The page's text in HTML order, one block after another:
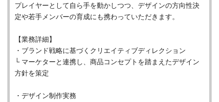
プレイヤーとして自ら手を動かしつつ、デザインの方向性決
定や若手メンバーの育成にも携わっていただきます。
【業務詳細】
・ブランド戦略に基づくクリエイティブディレクション
└ マーケターと連携し、商品コンセプトを踏まえたデザイン
方針を策定
・デザイン制作実務